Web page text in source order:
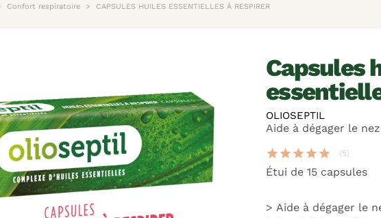
Confort respiratoire CAPSULES HUILES ESSENTIELLES À RESPIRER
capsules huiles
OLIOSEPTIL
Aide à dégager le nez
star star star star star (5)
Étui de 15 capsules
Aide à dégager le